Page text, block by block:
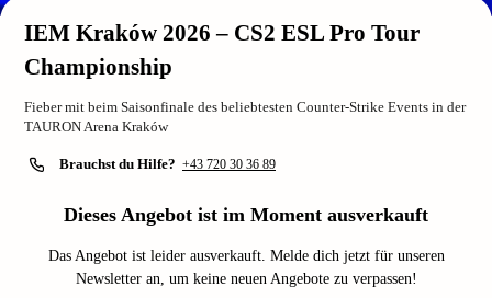
IEM Kraków 2026 – CS2 ESL Pro Tour
Championship
Fieber mit beim Saisonfinale des beliebtesten Counter-Strike Events in der
TAURON Arena Kraków
Brauchst du Hilfe? +43 720 30 36 89
Dieses Angebot ist im Moment ausverkauft
Das Angebot ist leider ausverkauft. Melde dich jetzt für unseren
Newsletter an, um keine neuen Angebote zu verpassen!